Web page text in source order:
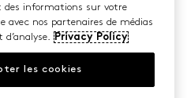
des informations sur votre
avec nos partenaires de médias
Privacy Policy
les cookies